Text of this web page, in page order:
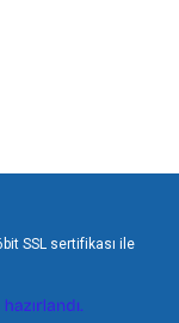
SSL sertifikası ile